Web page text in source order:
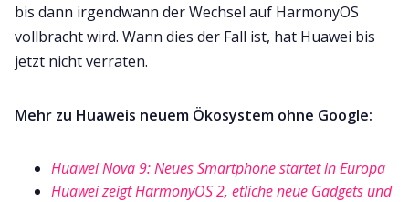
bis dann irgendwann der Wechsel auf HarmonyOS
vollbracht wird. Wann dies der Fall ist, hat Huawei bis
jetzt nicht verraten.
Mehr zu Huaweis neuem Ökosystem ohne Google:
Huawei Nova 9: Neues Smartphone startet in Europa
Huawei zeigt HarmonyOS 2, etliche neue Gadgets und